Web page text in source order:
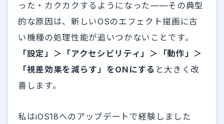
った・カクカクするようになった——その典型
的な原因は、新しいOSのエフェクト描画に古
い機種の処理性能が追いつかないことです。
「設定」＞「アクセシビリティ」＞「動作」＞
「視差効果を減らす」をONにする と大きく改
善します。
私はiOS18へのアップデートで経験しました